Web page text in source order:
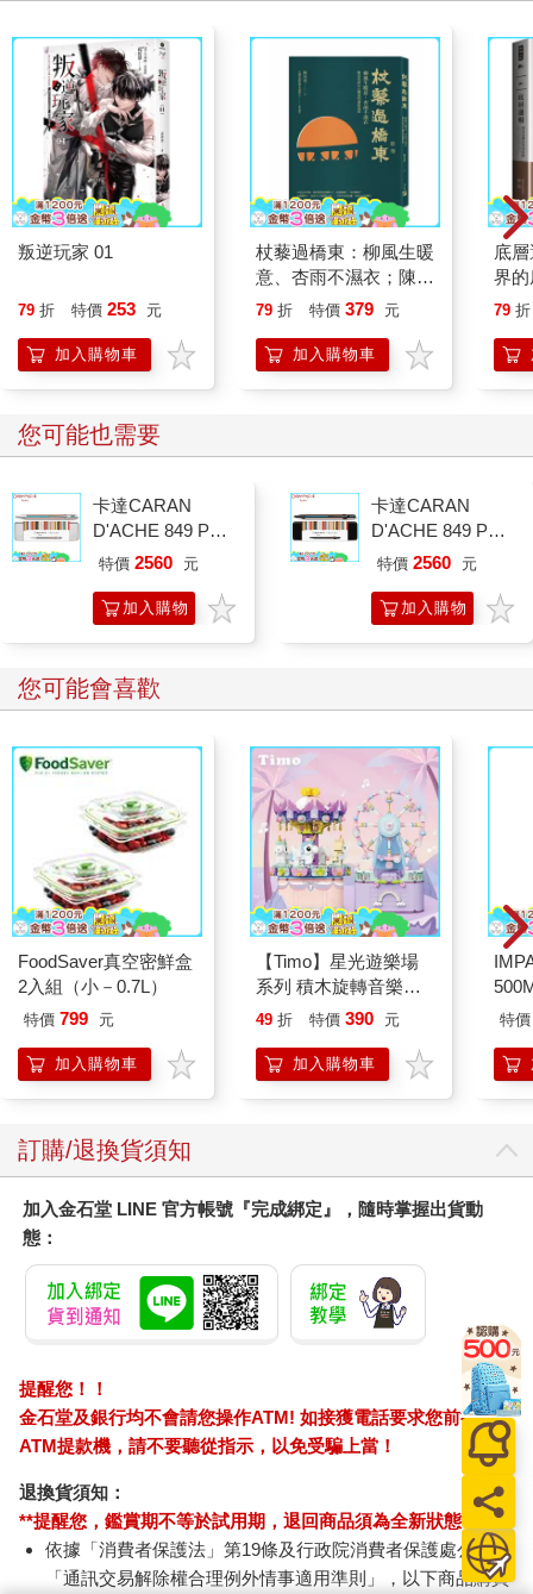
叛逆玩家 01
79 折 特價 253 元
加入購物車
杖藜過橋東：柳風生暖
意、杏雨不濕衣；陳亮
恭談以心轉境的適齡漫
79 折 特價 379 元
加入購物車
底
界
79 折
您可能也需要
卡達CARAN
D'ACHE 849 Paul
Smith 原子筆ED.5
特價 2560 元
加入購物
車
卡達CARAN
D'ACHE 849 Paul
Smith 原子筆ED.5
特價 2560 元
加入購物
車
您可能會喜歡
FoodSaver真空密鮮盒
2入組（小－0.7L）
特價 799 元
加入購物車
【Timo】星光遊樂場
系列 積木旋轉音樂盒
禮物
49 折 特價 390 元
加入購物車
特價
訂購/退換貨須知
加入金石堂 LINE 官方帳號『完成綁定』，隨時掌握出貨動
態：
提醒您！！
金石堂及銀行均不會請您操作ATM! 如接獲電話要求您前往
ATM提款機，請不要聽從指示，以免受騙上當！
退換貨須知：
**提醒您，鑑賞期不等於試用期，退回商品須為全新狀態**
依據「消費者保護法」第19條及行政院消費者保護處公告之
「通訊交易解除權合理例外情事適用準則」，以下商品購買